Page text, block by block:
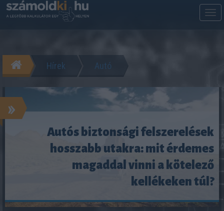
Hírek Autó
»
Autós biztonsági felszerelések
hosszabb utakra: mit érdemes
magaddal vinni a kötelező
kellékeken túl?